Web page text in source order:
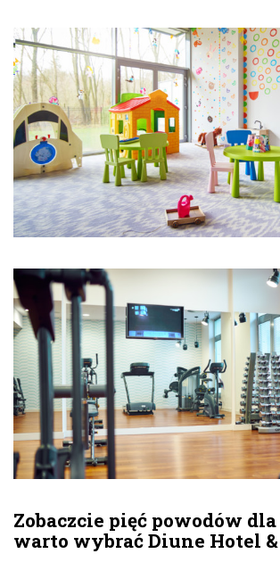
Zobaczcie pięć powodów
warto wybrać Diune Hotel &